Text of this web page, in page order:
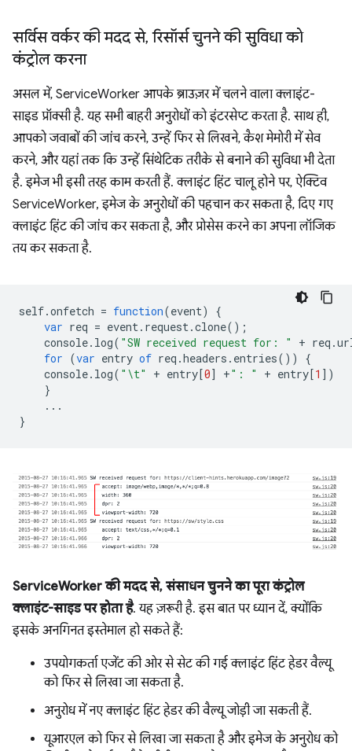
सर्विस वर्कर की मदद से, रिसॉर्स चुनने की सुविधा को
कंट्रोल करना
असल में, ServiceWorker आपके ब्राउज़र में चलने वाला क्लाइंट-
साइड प्रॉक्सी है. यह सभी बाहरी अनुरोधों को इंटरसेप्ट करता है. साथ ही,
आपको जवाबों की जांच करने, उन्हें फिर से लिखने, कैश मेमोरी में सेव
करने, और यहां तक कि उन्हें सिंथेटिक तरीके से बनाने की सुविधा भी देता
है. इमेज भी इसी तरह काम करती हैं. क्लाइंट हिंट चालू होने पर, ऐक्टिव
ServiceWorker, इमेज के अनुरोधों की पहचान कर सकता है, दिए गए
क्लाइंट हिंट की जांच कर सकता है, और प्रोसेस करने का अपना लॉजिक
तय कर सकता है.
self.onfetch = function(event)
{
var req = event. request.clone();
console. log( "SW received request for: " + req .
for (var entry of req .headers . entries())
{
console. log( "\t" + entry [0] +": " + entry [1 ])
}
...
}
ServiceWorker की मदद से, संसाधन चुनने का पूरा कंट्रोल
क्लाइंट-साइड पर होता है. यह ज़रूरी है. इस बात पर ध्यान दें, क्योंकि
इसके अनगिनत इस्तेमाल हो सकते हैं:
उपयोगकर्ता एजेंट की ओर से सेट की गई क्लाइंट हिंट हेडर वैल्यू
को फिर से लिखा जा सकता है.
अनुरोध में नए क्लाइंट हिंट हेडर की वैल्यू जोड़ी जा सकती हैं.
यूआरएल को फिर से लिखा जा सकता है और इमेज के अनुरोध को